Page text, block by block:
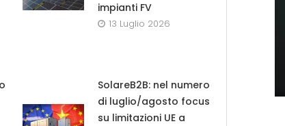
impianti FV
13 Luglio 2026
SolareB2B: nel numero
di luglio/agosto focus
su limitazioni UE a